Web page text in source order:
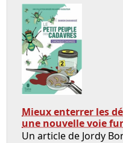
Mieux enterrer les
une nouvelle voie
Un article de Jordy